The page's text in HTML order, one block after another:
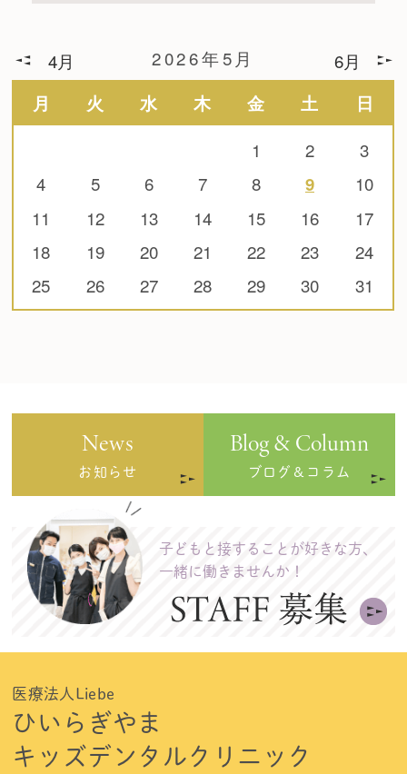
2026年5月
月
火 水 木 金 土 日
4月 6月
1 2
3
4
5 6 7 8 9
10
11
12 13 14 15 16
17
18
19 20 21 22 23
24
25
26 27 28 29 30 31
News
お知らせ
Blog & Column
ブログ＆コラム
子どもと接することが好きな方、
一緒に働きませんか！
医療法人Liebe
ひいらぎやま
キッズデンタルクリニック